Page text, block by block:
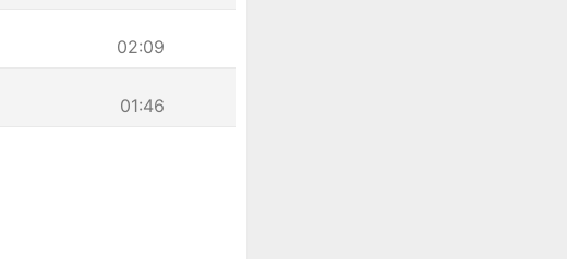
02:09
01:46